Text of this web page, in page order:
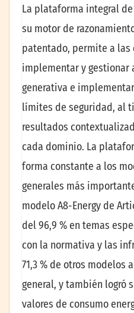
La plataforma integral
su motor de
patentado, permite a las
implementar y gestionar
generativa e
límites de seguridad, al
resultados
cada dominio. La
forma constante a los
generales más
modelo A8-Energy de
del 96,9 % en temas
con la normativa y las
71,3 % de otros modelos
general, y también logró
valores de consumo